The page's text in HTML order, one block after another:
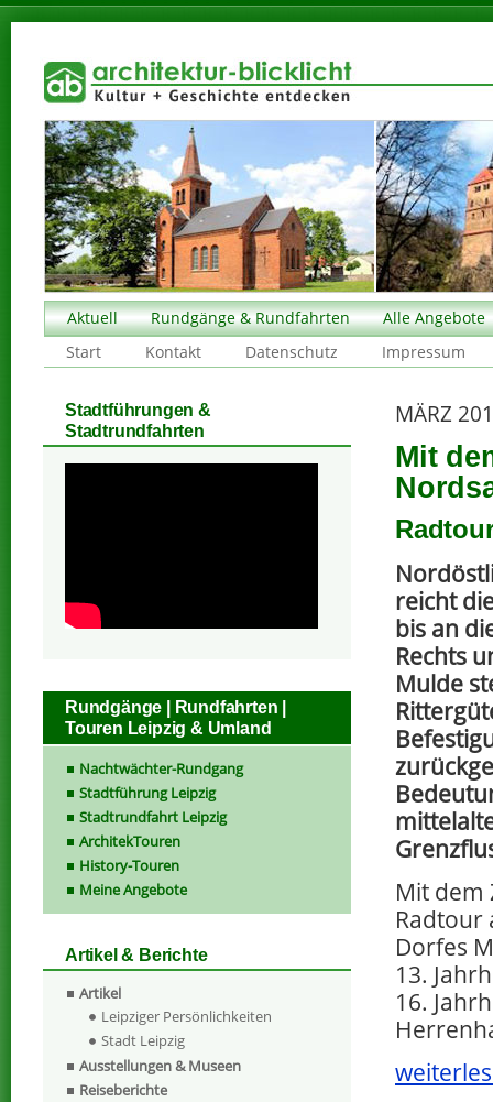
Aktuell Rundgänge & Rundfahrten
Alle Angebote
Start
Kontakt Datenschutz Impressum
MÄRZ
Mit
reicht
bis an
Rechts
Mulde
Mit dem
Radtour
Dorfes
13.
16.
Stadtführungen &
Stadtrundfahrten
Rundgänge | Rundfahrten |
Touren Leipzig & Umland
Nachtwächter-Rundgang
Stadtführung Leipzig
Stadtrundfahrt Leipzig
ArchitekTouren
History-Touren
Meine Angebote
Artikel & Berichte
Artikel
Leipziger Persönlichkeiten
Stadt Leipzig
Ausstellungen & Museen
Reiseberichte